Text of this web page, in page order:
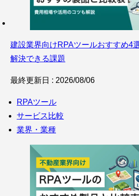
建設業界向けRPAツールおすすめ4
解決できる課題
最終更新日 : 2026/08/06
RPAツール
サービス比較
業界・業種